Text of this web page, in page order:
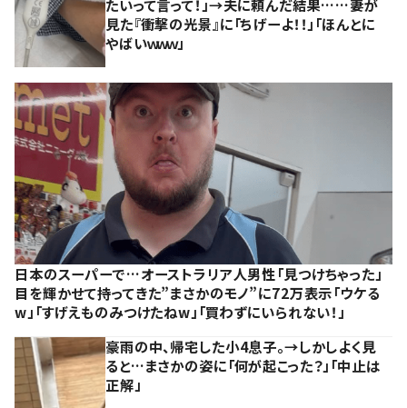
たいって言って！」→夫に頼んだ結果……妻が
見た『衝撃の光景』に「ちげーよ！！」「ほんとに
やばいｗｗｗ」
日本のスーパーで…オーストラリア人男性「見つけちゃった」
目を輝かせて持ってきた”まさかのモノ”に72万表示「ウケる
w」「すげえものみつけたねw」「買わずにいられない！」
豪雨の中、帰宅した小4息子。→しかしよく見
ると…まさかの姿に「何が起こった？」「中止は
正解」